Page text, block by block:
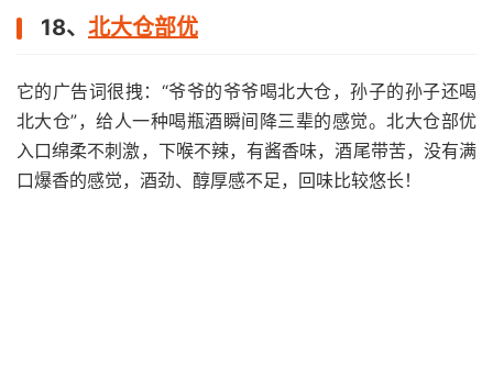
18、 北大仓部优
它的广告词很拽：“爷爷的爷爷喝北大仓，孙子的孙子还喝
北大仓”，给人一种喝瓶酒瞬间降三辈的感觉。北大仓部优
入口绵柔不刺激，下喉不辣，有酱香味，酒尾带苦，没有满
口爆香的感觉，酒劲、醇厚感不足，回味比较悠长！